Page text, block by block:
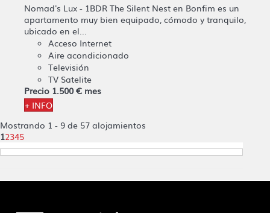
Nomad's Lux - 1BDR The Silent Nest en Bonfim es un
apartamento muy bien equipado, cómodo y tranquilo,
ubicado en el...
Acceso Internet
Aire acondicionado
Televisión
TV Satelite
Precio 1.500 € mes
+ INFO
Mostrando 1 - 9 de 57 alojamientos
12345